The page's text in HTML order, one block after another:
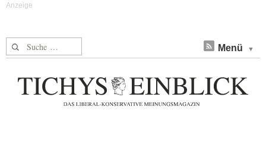
Suche nach: Menü